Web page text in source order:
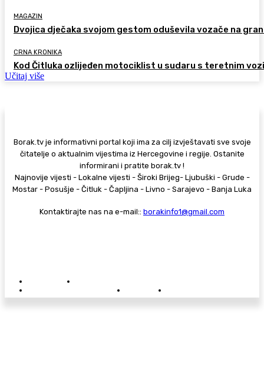
MAGAZIN
Dvojica dječaka svojom gestom oduševila vozače na
CRNA KRONIKA
Kod Čitluka ozlijeđen motociklist u sudaru s teretnim
Učitaj više
Borak.tv je informativni portal koji ima za cilj izvještavati sve svoje
čitatelje o aktualnim vijestima iz Hercegovine i regije. Ostanite
informirani i pratite borak.tv !
Najnovije vijesti - Lokalne vijesti - Široki Brijeg- Ljubuški - Grude -
Mostar - Posušje - Čitluk - Čapljina - Livno - Sarajevo - Banja Luka
Kontaktirajte nas na e-mail:: borakinfo1@gmail.com